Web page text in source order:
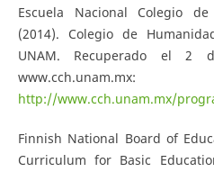
Escuela Nacional Colegio
(2014). Colegio de
UNAM. Recuperado el 2
www.cch.unam.mx:
http://www.cch.unam.mx/
Finnish National Board of
Curriculum for Basic